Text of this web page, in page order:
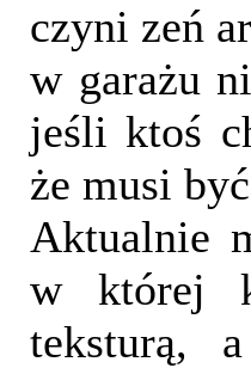
czyni zeń
w garażu
jeśli ktoś
że musi
Aktualnie
w której
teksturą,